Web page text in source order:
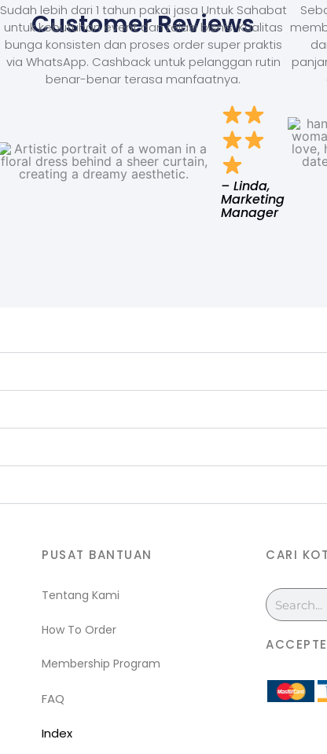
Customer Reviews
Sudah lebih dari 1 tahun pakai jasa Untuk Sahabat
untuk kebutuhan event dan relasi bisnis. Kualitas
bunga konsisten dan proses order super praktis
via WhatsApp. Cashback untuk pelanggan rutin
benar-benar terasa manfaatnya.
– Linda,
Marketing
Manager
PUSAT BANTUAN
Tentang Kami
How To Order
Membership Program
FAQ
Index
CARI
Search